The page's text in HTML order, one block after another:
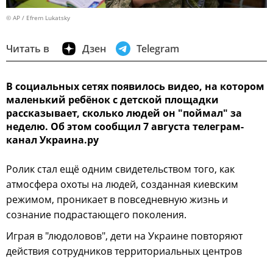
© AP / Efrem Lukatsky
Читать в Дзен Telegram
В социальных сетях появилось видео, на котором
маленький ребёнок с детской площадки
рассказывает, сколько людей он "поймал" за
неделю. Об этом сообщил 7 августа телеграм-
канал Украина.ру
Ролик стал ещё одним свидетельством того, как
атмосфера охоты на людей, созданная киевским
режимом, проникает в повседневную жизнь и
сознание подрастающего поколения.
Играя в "людоловов", дети на Украине повторяют
действия сотрудников территориальных центров